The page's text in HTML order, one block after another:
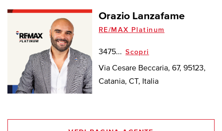
Orazio Lanzafame
RE/MAX Platinum
3475... Scopri
Via Cesare Beccaria, 67, 95123,
Catania, CT, Italia